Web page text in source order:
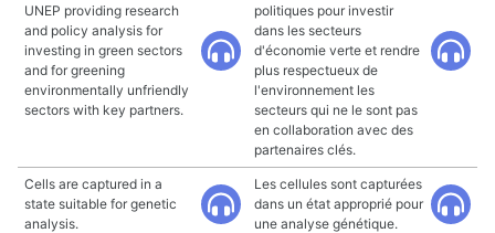
UNEP providing research
and policy analysis for
investing in green sectors
and for greening
environmentally unfriendly
sectors with key partners.
politiques pour investir
dans les secteurs
d'économie verte et rendre
plus respectueux de
l'environnement les
secteurs qui ne le sont pas
en collaboration avec des
partenaires clés.
Cells are captured in a
state suitable for genetic
analysis.
Les cellules sont capturées
dans un état approprié pour
une analyse génétique.